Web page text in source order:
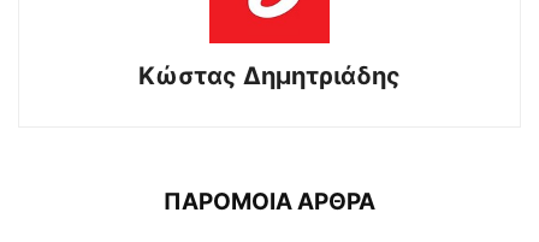
Kώστας Δημητριάδης
ΠΑΡΟΜΟΙΑ ΑΡΘΡΑ